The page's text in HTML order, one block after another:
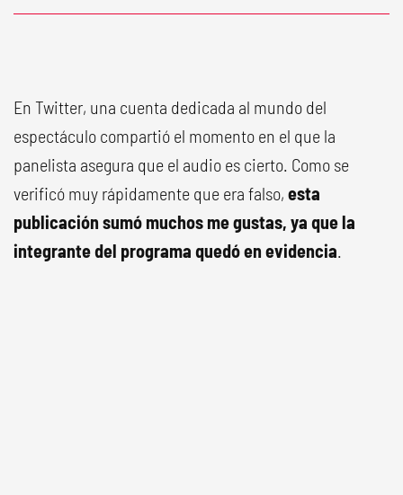
En Twitter, una cuenta dedicada al mundo del
espectáculo compartió el momento en el que la
panelista asegura que el audio es cierto. Como se
verificó muy rápidamente que era falso, esta
publicación sumó muchos me gustas, ya que la
integrante del programa quedó en evidencia.